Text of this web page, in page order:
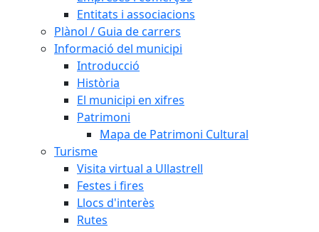
Entitats i associacions
Plànol / Guia de carrers
Informació del municipi
Introducció
Història
El municipi en xifres
Patrimoni
Mapa de Patrimoni Cultural
Turisme
Visita virtual a Ullastrell
Festes i fires
Llocs d'interès
Rutes